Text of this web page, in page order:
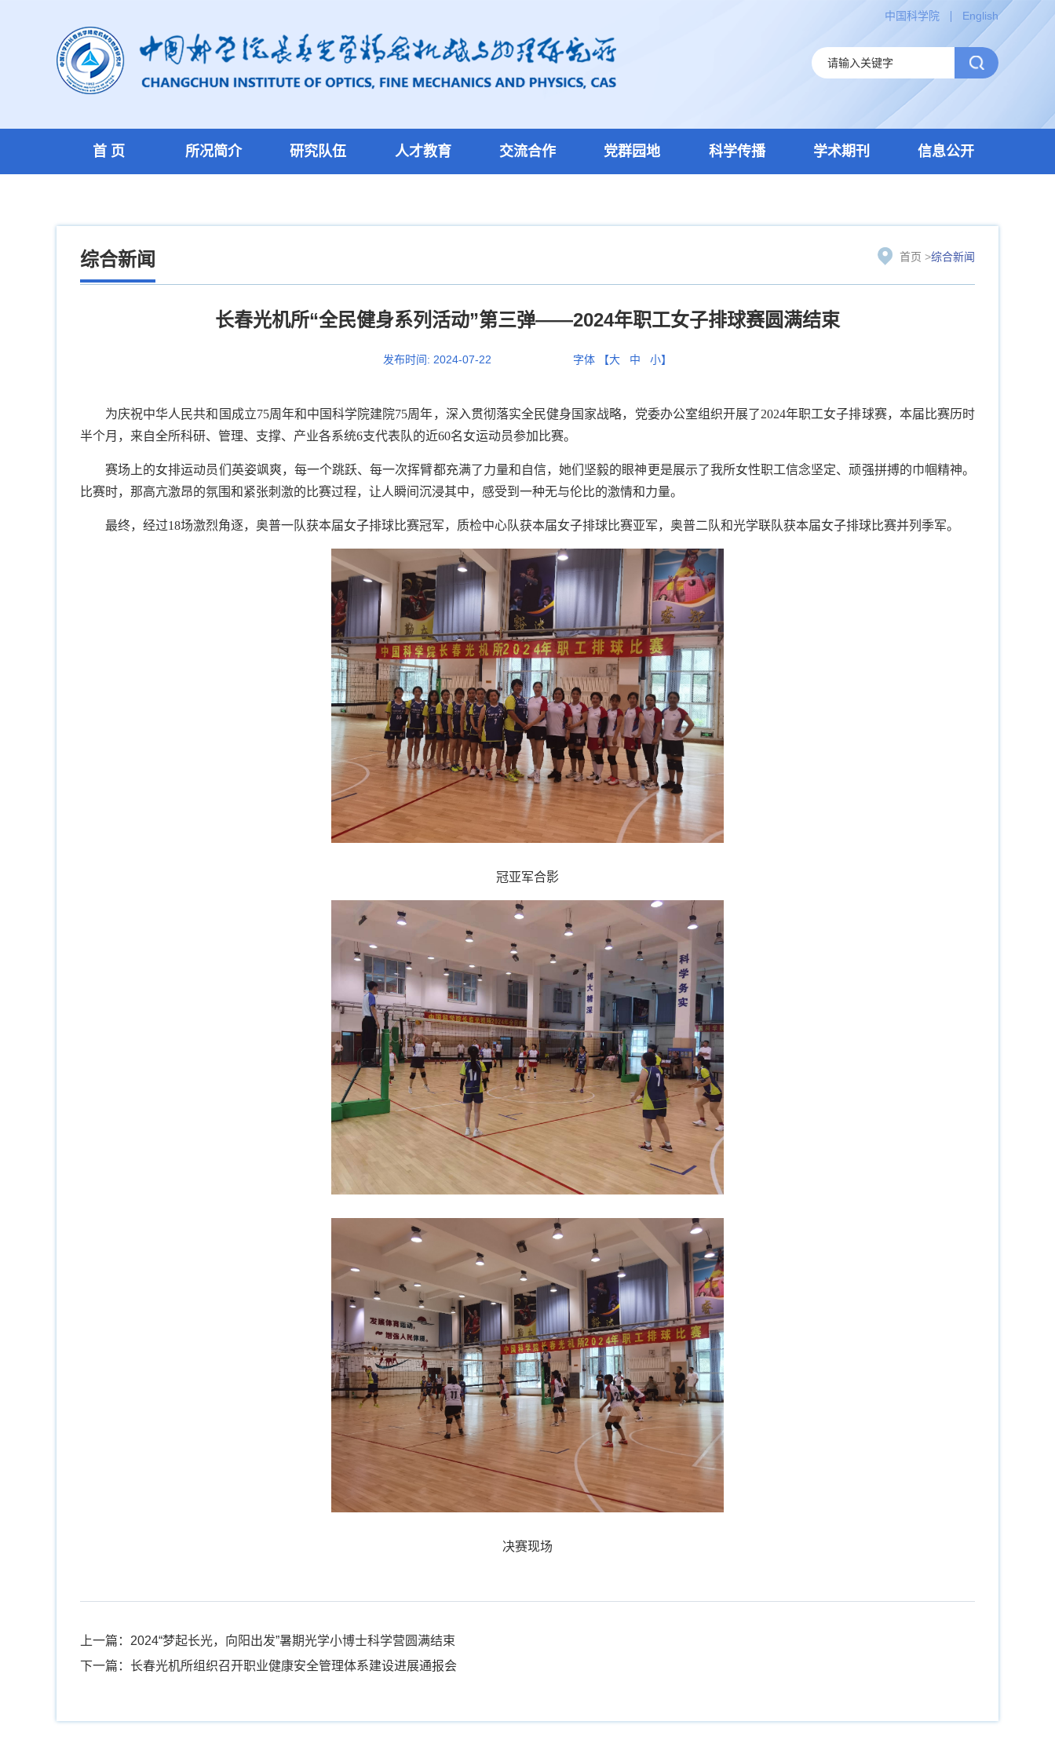
中国科学院 English
首 页 所况简介 研究队伍 人才教育 交流合作 党群园地 科学传播 学术期刊 信息公开
综合新闻 首页 >综合新闻
长春光机所“全民健身系列活动”第三弹——2024年职工女子排球赛圆满结束
发布时间: 2024-07-22 字体 【大 中 小】
为庆祝中华人民共和国成立75周年和中国科学院建院75周年，深入贯彻落实全民健身国家战略，党委办公室组织开展了2024年职工女子排球赛，本届比赛历时
半个月，来自全所科研、管理、支撑、产业各系统6支代表队的近60名女运动员参加比赛。
赛场上的女排运动员们英姿飒爽，每一个跳跃、每一次挥臂都充满了力量和自信，她们坚毅的眼神更是展示了我所女性职工信念坚定、顽强拼搏的巾帼精神。
比赛时，那高亢激昂的氛围和紧张刺激的比赛过程，让人瞬间沉浸其中，感受到一种无与伦比的激情和力量。
最终，经过18场激烈角逐，奥普一队获本届女子排球比赛冠军，质检中心队获本届女子排球比赛亚军，奥普二队和光学联队获本届女子排球比赛并列季军。
冠亚军合影
决赛现场
上一篇：2024“梦起长光，向阳出发”暑期光学小博士科学营圆满结束
下一篇：长春光机所组织召开职业健康安全管理体系建设进展通报会